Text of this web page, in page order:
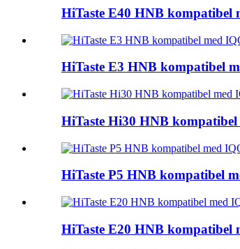
HiTaste E40 HNB kompatibel
HiTaste E3 HNB kompatibel
HiTaste Hi30 HNB
HiTaste P5 HNB kompatibel
HiTaste E20 HNB kompatibel